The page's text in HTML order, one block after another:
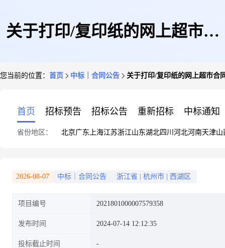
关于打印/复印纸的网上超市合
您当前的位置： 首页 中标｜合同公告 关于打印/复印纸的网上超市合
首页 招标预告 招标公告 重新招标 中标通知
省份地区： 北京广东 上海江苏浙江山东湖北四川 河北河南天津山
2026-08-07 中标｜合同公告 浙江省 杭州市 西湖区
项目编号 2021801000007579358
发布时间 2024-07-14 12:12:35
投标截止时间